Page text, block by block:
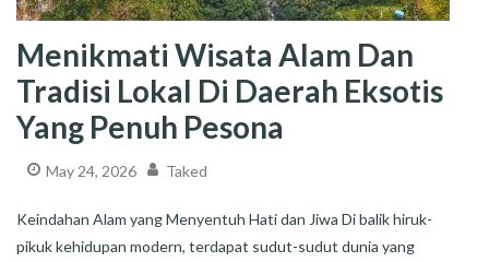
Menikmati Wisata Alam Dan
Tradisi Lokal Di Daerah Eksotis
Yang Penuh Pesona
May 24, 2026 Taked
Keindahan Alam yang Menyentuh Hati dan Jiwa Di balik hiruk-
pikuk kehidupan modern, terdapat sudut-sudut dunia yang